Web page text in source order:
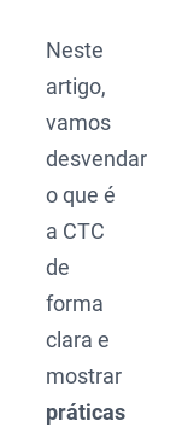
Neste
artigo,
vamos
desvendar
o que é
a CTC
de
forma
clara e
mostrar
práticas